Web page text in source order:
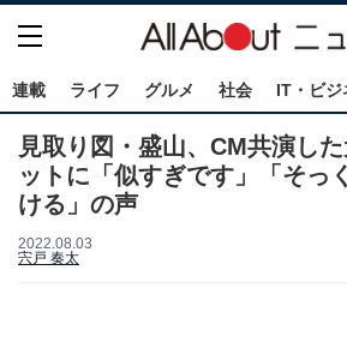
連載 ライフ グルメ 社会 IT・ビジ
見取り図・盛山、CM共演し
ットに「似すぎです」「そっ
ける」の声
2022.08.03
宍戸 奏太